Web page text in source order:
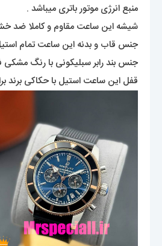
منبع انرژی موتور باتری میباشد .
شیشه این ساعت مقاوم و کاملا ضد
جنس قاب و بدنه این ساعت تمام
جنس بند رابر سبلیکونی با رنگ مشکی
قفل این ساعت استیل با حکاکی برند